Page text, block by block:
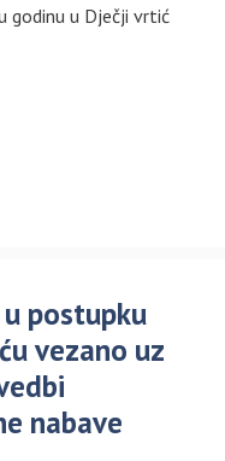
godinu u Dječji vrtić
postupku
vezano uz
nabave